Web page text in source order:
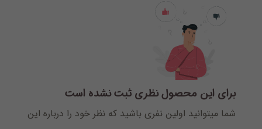
برای این محصول نظری ثبت نشده است
شما میتوانید اولین نفری باشید که نظر خود را درباره این